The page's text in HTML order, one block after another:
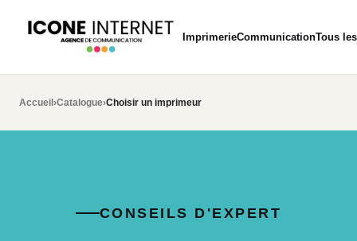
ImprimerieCommunicationTous
Accueil ›Catalogue›Choisir un imprimeur
CONSEILS D'EXPERT